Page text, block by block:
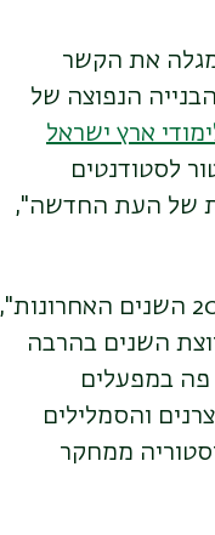
את הקשר
הנפוצה של
ארץ ישראל
לסטודנטים
של העת החדשה",
"אני עובדת כארכאולוגית-חופרת במרחב ירושלים ברשות העתיקות ב-20 השנים האחרונות",
השנים בהרבה
פה במפעלים
והסמלילים
ממחקר